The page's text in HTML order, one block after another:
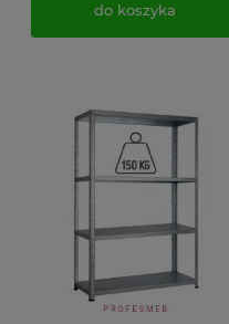
do koszyka